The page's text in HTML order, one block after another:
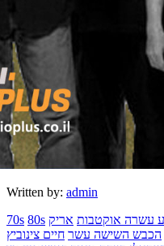
Written by: admin
70s 80s עשרה אוקטבות אריק
הכבש השישה עשר חיים צינוביץ